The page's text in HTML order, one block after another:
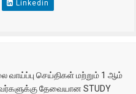
Linkedin
செய்திகள் மற்றும் 1 ஆம்
தேவையான STUDY